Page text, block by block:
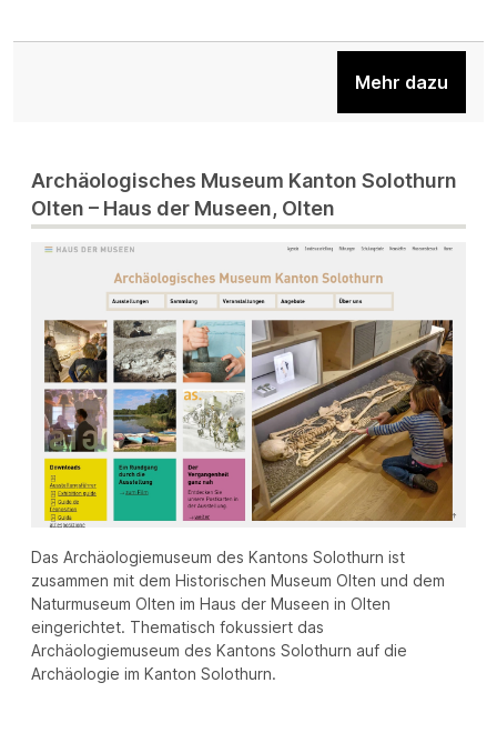
Mehr dazu
Archäologisches Museum Kanton Solothurn
Olten – Haus der Museen, Olten
Das Archäologiemuseum des Kantons Solothurn ist
zusammen mit dem Historischen Museum Olten und dem
Naturmuseum Olten im Haus der Museen in Olten
eingerichtet. Thematisch fokussiert das
Archäologiemuseum des Kantons Solothurn auf die
Archäologie im Kanton Solothurn.